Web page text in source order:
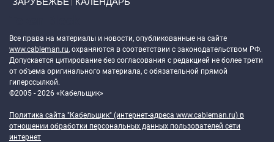
Все права на материалы и новости, опубликованные на сайте
www.cableman.ru, охраняются в соответствии с законодательством РФ.
Допускается цитирование без согласования с редакцией не более трети
от объема оригинального материала, с обязательной прямой
гиперссылкой.
©2005 - 2026 «Кабельщик»
Политика сайта "Кабельщик" (интернет-адреса www.cableman.ru) в
отношении обработки персональных данных пользователей сети
интернет